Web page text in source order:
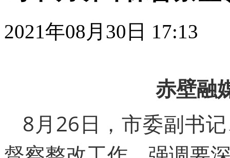
2021年08月30日 17:13
赤壁融
8月26日，市委副书